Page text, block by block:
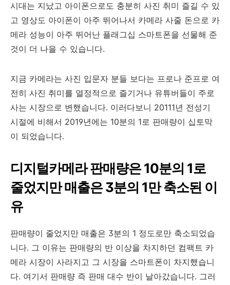
시대는 지났고 아이폰으로도 충분히 사진 취미 즐길 수 있
고 영상도 아이폰이 아주 뛰어나서 카메라 사줄 돈으로 카
메라 성능이 아주 뛰어난 플래그십 스마트폰을 선물해 준
것이 더 나을 수 있습니다.
지금 카메라는 사진 입문자 분들 보다는 프로나 준프로 여
전히 사진 취미를 열정적으로 즐기거나 유튜버들이 주로
사는 시장으로 변했습니다. 이러다보니 20111년 전성기
시절에 비해서 2019년에는 10분의 1로 판매량이 십토막
이 되었습니다.
디지털카메라 판매량은 10분의 1로
줄었지만 매출은 3분의 1만 축소된 이
유
판매량이 줄었지만 매출은 3분의 1 정도로만 축소되었습
니다. 그 이유는 판매량의 반 이상을 차지하던 컴팩트 카
메라 시장이 사라지고 그 시장을 스마트폰이 차지했습니
다. 여기서 판매량 즉 판매 대수 반이 날아갔습니다. 그러